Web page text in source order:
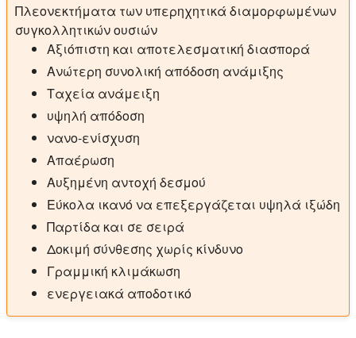
Πλεονεκτήματα των υπερηχητικά διαμορφωμένων
συγκολλητικών ουσιών
Αξιόπιστη και αποτελεσματική διασπορά
Ανώτερη συνολική απόδοση ανάμιξης
Ταχεία ανάμειξη
υψηλή απόδοση
νανο-ενίσχυση
Απαέρωση
Αυξημένη αντοχή δεσμού
Εύκολα ικανό να επεξεργάζεται υψηλά ιξώδη
Παρτίδα και σε σειρά
Δοκιμή σύνθεσης χωρίς κίνδυνο
Γραμμική κλιμάκωση
ενεργειακά αποδοτικό